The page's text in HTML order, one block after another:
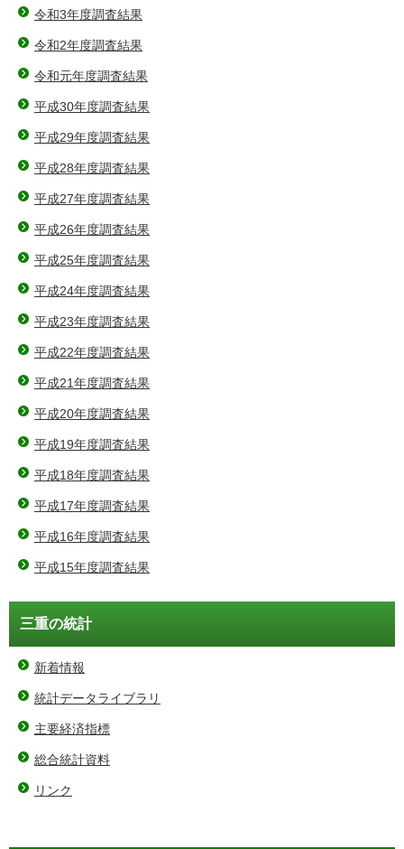
令和3年度調査結果
令和2年度調査結果
令和元年度調査結果
平成30年度調査結果
平成29年度調査結果
平成28年度調査結果
平成27年度調査結果
平成26年度調査結果
平成25年度調査結果
平成24年度調査結果
平成23年度調査結果
平成22年度調査結果
平成21年度調査結果
平成20年度調査結果
平成19年度調査結果
平成18年度調査結果
平成17年度調査結果
平成16年度調査結果
平成15年度調査結果
三重の統計
新着情報
統計データライブラリ
主要経済指標
総合統計資料
リンク